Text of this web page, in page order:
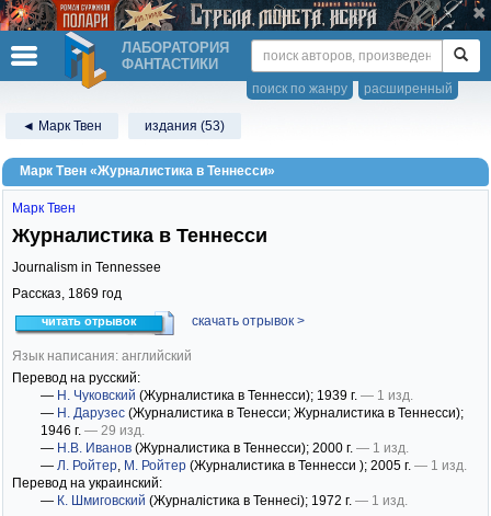
ЛАБОРАТОРИЯ
ФАНТАСТИКИ
расширенный
поиск по жанру
◄ Марк Твен издания (53)
Марк Твен «Журналистика в Теннесси»
Марк Твен
Журналистика в Теннесси
Journalism in Tennessee
Рассказ, 1869 год
читать отрывок скачать отрывок >
Язык написания: английский
Перевод на русский:
— Н. Чуковский (Журналистика в Теннесси); 1939 г. — 1 изд.
— Н. Дарузес (Журналистика в Тенесси; Журналистика в Теннесси);
1946 г. — 29 изд.
— Н.В. Иванов (Журналистика в Теннесси); 2000 г. — 1 изд.
— Л. Ройтер, М. Ройтер (Журналистика в Теннесси ); 2005 г. — 1 изд.
Перевод на украинский:
— К. Шмиговский (Журналістика в Теннесі); 1972 г. — 1 изд.